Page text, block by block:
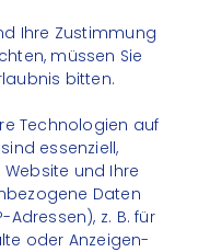
Ihre Zustimmung
müssen Sie
bitten.
Technologien auf
essenziell,
und Ihre
Daten
Adressen), z. B. für
oder Anzeigen-